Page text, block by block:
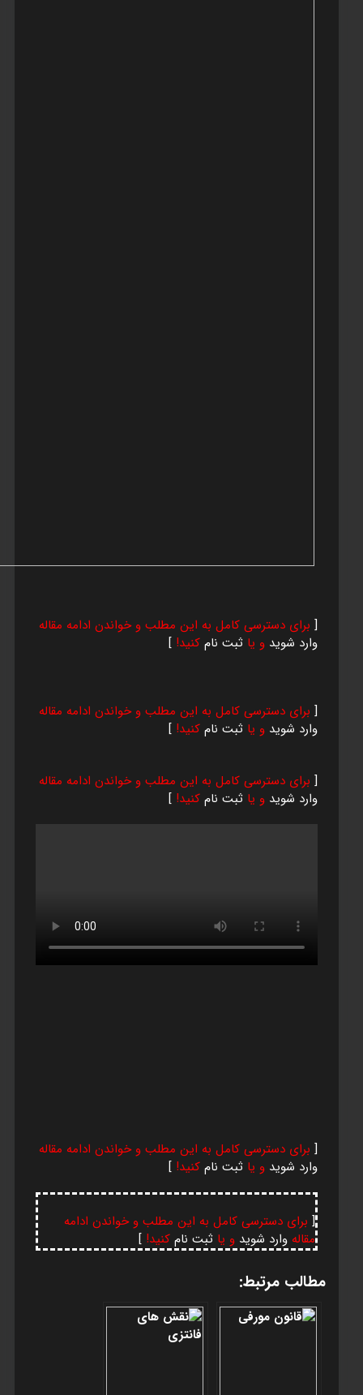
[ برای دسترسی کامل به این مطلب و خواندن ادامه مقاله
وارد شوید و یاثبت نام کنید!]
[ برای دسترسی کامل به این مطلب و خواندن ادامه مقاله
وارد شوید و یاثبت نام کنید!]
[ برای دسترسی کامل به این مطلب و خواندن ادامه مقاله
وارد شوید و یاثبت نام کنید!]
[ برای دسترسی کامل به این مطلب و خواندن ادامه مقاله
وارد شوید و یاثبت نام کنید!]
[ برای دسترسی کامل به این مطلب و خواندن ادامه
مقالهوارد شوید و یاثبت نام کنید!]
مطالب مرتبط: